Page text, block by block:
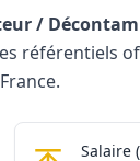
/
nucléaire
et
Salaire